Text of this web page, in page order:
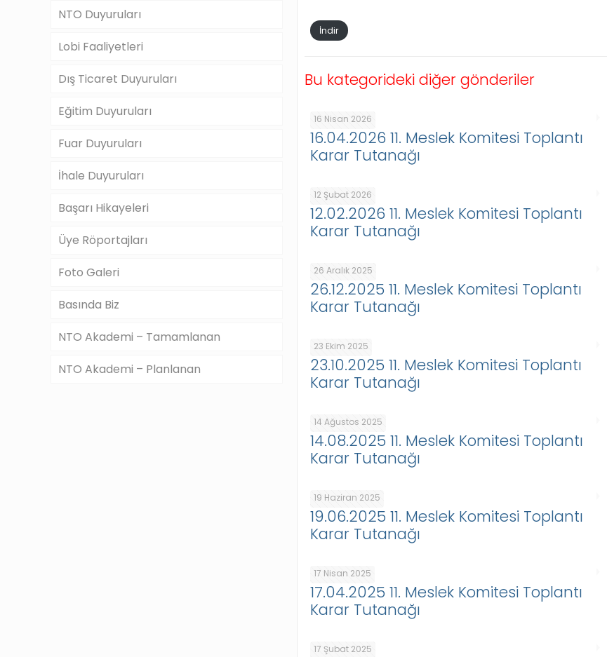
İndir
Bu kategorideki diğer gönderiler
16 Nisan 2026
16.04.2026 11. Meslek Komitesi Toplantı
Karar Tutanağı
12 Şubat 2026
12.02.2026 11. Meslek Komitesi Toplantı
Karar Tutanağı
26 Aralık 2025
26.12.2025 11. Meslek Komitesi Toplantı
Karar Tutanağı
23 Ekim 2025
23.10.2025 11. Meslek Komitesi Toplantı
Karar Tutanağı
14 Ağustos 2025
14.08.2025 11. Meslek Komitesi Toplantı
Karar Tutanağı
19 Haziran 2025
19.06.2025 11. Meslek Komitesi Toplantı
Karar Tutanağı
17 Nisan 2025
17.04.2025 11. Meslek Komitesi Toplantı
Karar Tutanağı
17 Şubat 2025
NTO Duyuruları
Lobi Faaliyetleri
Dış Ticaret Duyuruları
Eğitim Duyuruları
Fuar Duyuruları
İhale Duyuruları
Başarı Hikayeleri
Üye Röportajları
Foto Galeri
Basında Biz
NTO Akademi – Tamamlanan
NTO Akademi – Planlanan